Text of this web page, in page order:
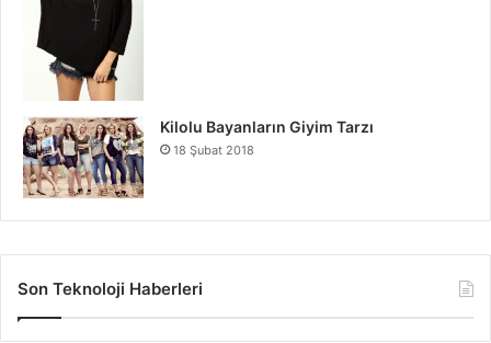
Kilolu Bayanların Giyim Tarzı
18 Şubat 2018
Son Teknoloji Haberleri